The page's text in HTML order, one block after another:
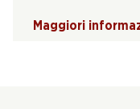
Maggiori